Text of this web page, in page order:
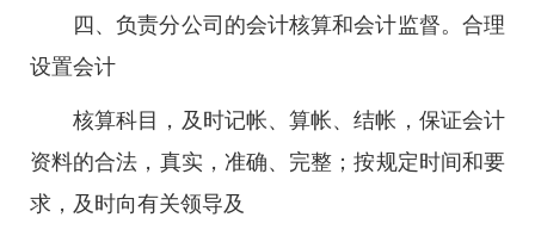
四、负责分公司的会计核算和会计监督。合理
设置会计
核算科目，及时记帐、算帐、结帐，保证会计
资料的合法，真实，准确、完整；按规定时间和要
求，及时向有关领导及